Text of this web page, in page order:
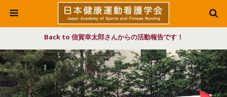
Back to 信賀幸太郎さんからの活動報告です！